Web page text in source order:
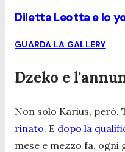
Diletta Leotta e lo
GUARDA LA GALLERY
Dzeko e
Non solo Karius, però.
rinato. E dopo la
mese e mezzo fa,